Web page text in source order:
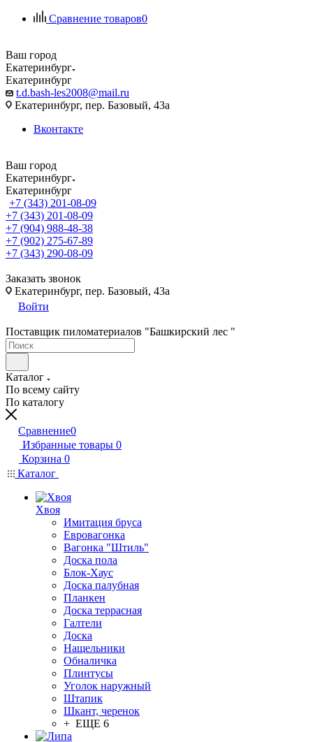
Сравнение товаров0
Ваш город
Екатеринбург
Екатеринбург
t.d.bash-les2008@mail.ru
Екатеринбург, пер. Базовый, 43а
Вконтакте
Ваш город
Екатеринбург
Екатеринбург
+7 (343) 201-08-09
+7 (343) 201-08-09
+7 (904) 988-48-38
+7 (902) 275-67-89
+7 (343) 290-08-09
Заказать звонок
Екатеринбург, пер. Базовый, 43а
Войти
Поставщик пиломатериалов "Башкирский лес "
Каталог
По всему сайту
По каталогу
Сравнение0
Избранные товары 0
Корзина 0
Каталог
Хвоя
Имитация бруса
Евровагонка
Вагонка "Штиль"
Доска пола
Блок-Хаус
Доска палубная
Планкен
Доска террасная
Галтели
Доска
Нащельники
Обналичка
Плинтусы
Уголок наружный
Штапик
Шкант, черенок
+ ЕЩЕ 6